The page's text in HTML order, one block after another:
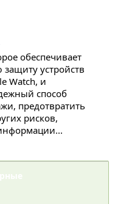
обеспечивает
устройств
Watch, и
способ
предотвратить
рисков,